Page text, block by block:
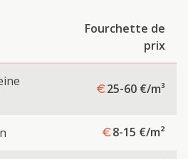
Fourchette de
prix
25-60 €/m³
8-15 €/m²